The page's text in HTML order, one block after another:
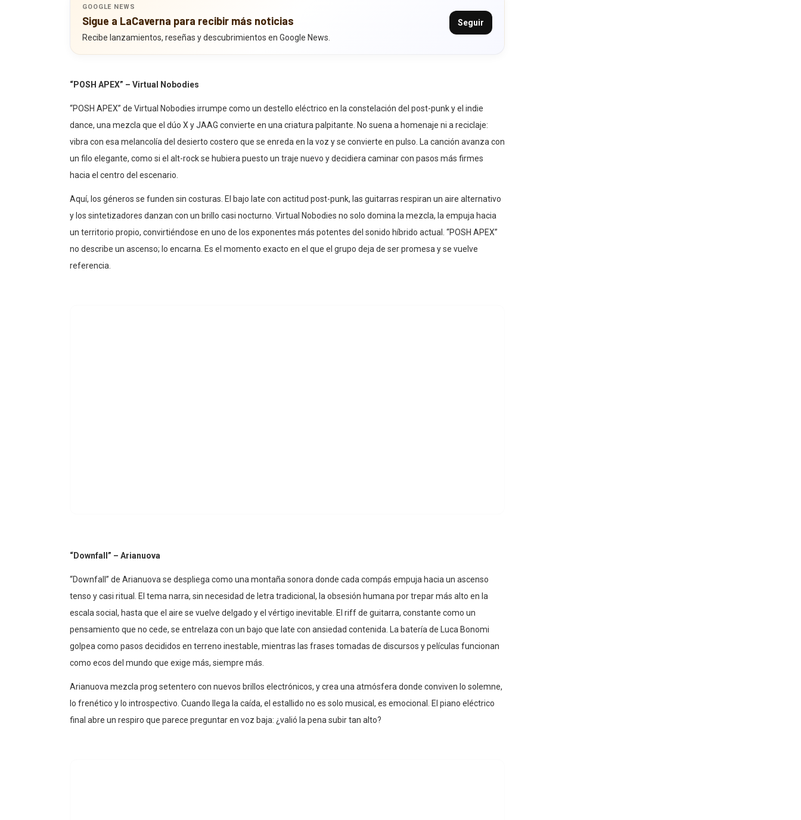
GOOGLE NEWS
Sigue a LaCaverna para recibir más noticias
Recibe lanzamientos, reseñas y descubrimientos en Google News.
Seguir
“POSH APEX” – Virtual Nobodies
“POSH APEX” de Virtual Nobodies irrumpe como un destello eléctrico en la constelación del post-punk y el indie
dance, una mezcla que el dúo X y JAAG convierte en una criatura palpitante. No suena a homenaje ni a reciclaje:
vibra con esa melancolía del desierto costero que se enreda en la voz y se convierte en pulso. La canción avanza con
un filo elegante, como si el alt-rock se hubiera puesto un traje nuevo y decidiera caminar con pasos más firmes
hacia el centro del escenario.
Aquí, los géneros se funden sin costuras. El bajo late con actitud post-punk, las guitarras respiran un aire alternativo
y los sintetizadores danzan con un brillo casi nocturno. Virtual Nobodies no solo domina la mezcla, la empuja hacia
un territorio propio, convirtiéndose en uno de los exponentes más potentes del sonido híbrido actual. “POSH APEX”
no describe un ascenso; lo encarna. Es el momento exacto en el que el grupo deja de ser promesa y se vuelve
referencia.
“Downfall” – Arianuova
“Downfall” de Arianuova se despliega como una montaña sonora donde cada compás empuja hacia un ascenso
tenso y casi ritual. El tema narra, sin necesidad de letra tradicional, la obsesión humana por trepar más alto en la
escala social, hasta que el aire se vuelve delgado y el vértigo inevitable. El riff de guitarra, constante como un
pensamiento que no cede, se entrelaza con un bajo que late con ansiedad contenida. La batería de Luca Bonomi
golpea como pasos decididos en terreno inestable, mientras las frases tomadas de discursos y películas funcionan
como ecos del mundo que exige más, siempre más.
Arianuova mezcla prog setentero con nuevos brillos electrónicos, y crea una atmósfera donde conviven lo solemne,
lo frenético y lo introspectivo. Cuando llega la caída, el estallido no es solo musical, es emocional. El piano eléctrico
final abre un respiro que parece preguntar en voz baja: ¿valió la pena subir tan alto?